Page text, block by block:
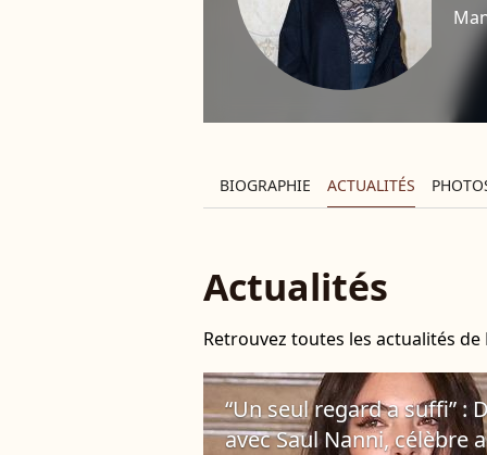
BIOGRAPHIE ACTUALITÉS
Actualités
Retrouvez toutes les actualités de
“Un seul regard a suffi” :
avec Saul Nanni, célèbre